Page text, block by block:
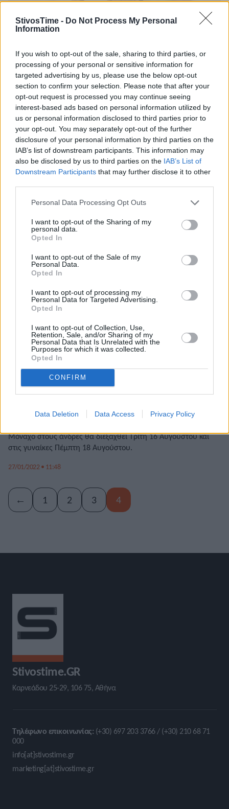
StivosTime - Do Not Process My Personal
Information
If you wish to opt-out of the sale, sharing to third parties, or
processing of your personal or sensitive information for
targeted advertising by us, please use the below opt-out
section to confirm your selection. Please note that after your
opt-out request is processed you may continue seeing
interest-based ads based on personal information utilized by
us or personal information disclosed to third parties prior to
your opt-out. You may separately opt-out of the further
disclosure of your personal information by third parties on the
IAB’s list of downstream participants. This information may
also be disclosed by us to third parties on the IAB’s List of
Downstream Participants that may further disclose it to other
Personal Data Processing Opt Outs
I want to opt-out of the Sharing of my
personal data.
Opted In
I want to opt-out of the Sale of my
Personal Data.
Opted In
I want to opt-out of processing my
Personal Data for Targeted Advertising.
Opted In
I want to opt-out of Collection, Use,
Retention, Sale, and/or Sharing of my
Personal Data that Is Unrelated with the
Purposes for which it was collected.
Opted In
CONFIRM
Data Deletion Data Access Privacy Policy
Η Αναστασία Μαρινάκου τρέχει 5χλμ. 30 Απριλίου στη
Γερμανία και 11 Ιουνίου στη Γαλλία
Η Αναστασία Μαρινάκου βρίσκεται αυτή την εποχή για
προετοιμασία στο Καρπενήσι. Ήδη έχει κλείσει δύο δυνατούς
αγώνες σε Γερμανία και Γαλλία. Η Ελληνίδα πρωταθλήτρια
μετά τη νίκη στα 10χλμ. στο Μαραθώνιο στη Ρόδο, πήγε στο
Καρπενήσι για να συνεχίσει σε υψόμετρο την προετοιμασία
της. «Οι προπονήσεις ως τώρα έχουν πάει καλά. Χτίζω, βάζω
τις βάσεις […]
Απευθείας τελικός στα 5.000μ. στο Ευρωπαϊκό
Μόναχο στους άνδρες θα διεξαχθεί Τρίτη 16 Αυγούστου και
στις γυναίκες Πέμπτη 18 Αυγούστου.
27/01/2022 • 11:48
← 1 2 3 4
Stivostime.GR
Καρνεάδου 25-29, 106 75, Αθήνα
Τηλέφωνο επικοινωνίας: (+30) 697 203 3766 / (+30) 210 68 71
000
info[at]stivostime.gr
marketing[at]stivostime.gr